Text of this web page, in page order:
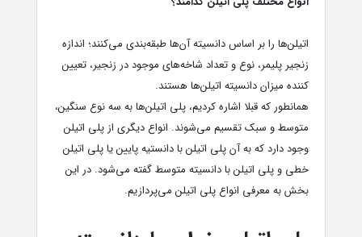
اتیلن‌ها را بر اساس دانسیته آن‌ها طبقه‌بندی می‌کنند؛ اندازه
زنجیر پلیمر، نوع و تعداد شاخه‌های موجود در زنجیر، تعیین
کننده میزان دانسیته اتیلن‌ها هستند.
همانطور که قبلا اشاره کردیم، پلی اتیلن‌ها به سه نوع سنگین،
متوسط و سبک تقسیم می‌شوند. انواع دیگری از پلی اتیلن
وجود دارد که به آن پلی اتیلن با دانستیه پایین یا پلی اتیلن
خطی و پلی اتیلن با دانسیته متوسط گفته می‌شود. در این
بخش به معرفی انواع پلی اتیلن می‌پردازیم.